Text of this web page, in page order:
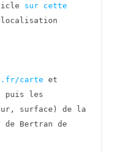
sur cette
carte et
puis les
surface) de la
de Bertran de